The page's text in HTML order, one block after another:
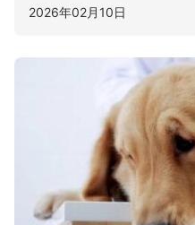
2026年02月10日